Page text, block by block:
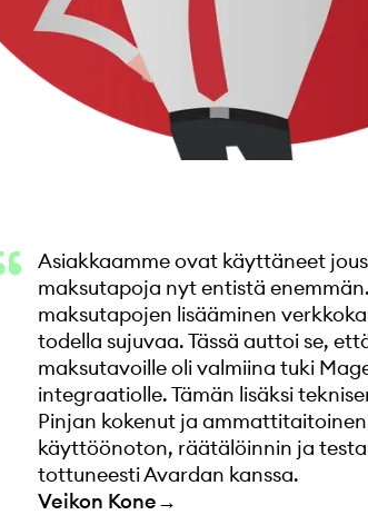
Asiakkaamme ovat käyttäneet
maksutapoja nyt entistä
maksutapojen lisääminen
todella sujuvaa. Tässä auttoi se,
maksutavoille oli valmiina tuki
integraatiolle. Tämän lisäksi
Pinjan kokenut ja
käyttöönoton, räätälöinnin ja
tottuneesti Avardan kanssa.
Veikon Kone→